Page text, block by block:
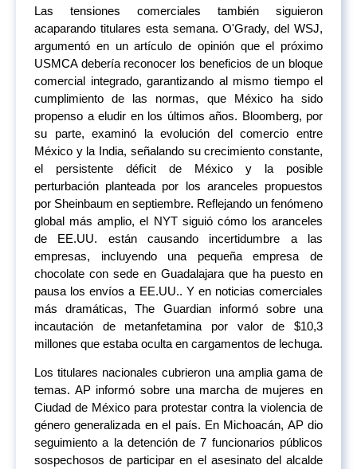
Las tensiones comerciales también siguieron
acaparando titulares esta semana. O'Grady, del WSJ,
argumentó en un artículo de opinión que el próximo
USMCA debería reconocer los beneficios de un bloque
comercial integrado, garantizando al mismo tiempo el
cumplimiento de las normas, que México ha sido
propenso a eludir en los últimos años. Bloomberg, por
su parte, examinó la evolución del comercio entre
México y la India, señalando su crecimiento constante,
el persistente déficit de México y la posible
perturbación planteada por los aranceles propuestos
por Sheinbaum en septiembre. Reflejando un fenómeno
global más amplio, el NYT siguió cómo los aranceles
de EE.UU. están causando incertidumbre a las
empresas, incluyendo una pequeña empresa de
chocolate con sede en Guadalajara que ha puesto en
pausa los envíos a EE.UU.. Y en noticias comerciales
más dramáticas, The Guardian informó sobre una
incautación de metanfetamina por valor de $10,3
millones que estaba oculta en cargamentos de lechuga.
Los titulares nacionales cubrieron una amplia gama de
temas. AP informó sobre una marcha de mujeres en
Ciudad de México para protestar contra la violencia de
género generalizada en el país. En Michoacán, AP dio
seguimiento a la detención de 7 funcionarios públicos
sospechosos de participar en el asesinato del alcalde